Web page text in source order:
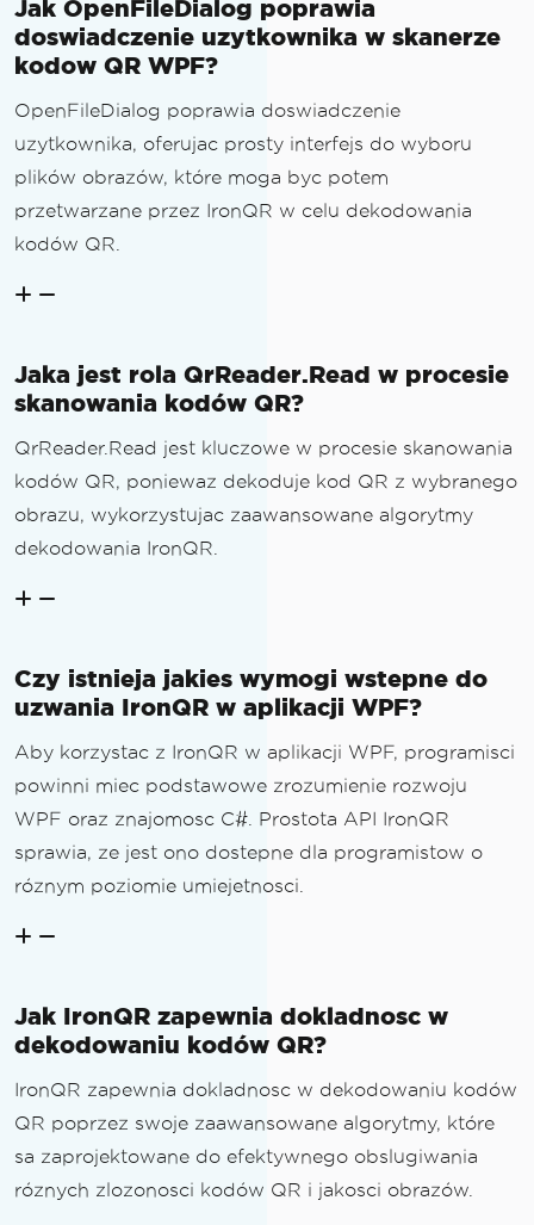
Jak OpenFileDialog poprawia
doswiadczenie uzytkownika w skanerze
kodow QR WPF?
OpenFileDialog poprawia doswiadczenie
uzytkownika, oferujac prosty interfejs do wyboru
plików obrazów, które moga byc potem
przetwarzane przez IronQR w celu dekodowania
kodów QR.
Jaka jest rola QrReader.Read w procesie
skanowania kodów QR?
QrReader.Read jest kluczowe w procesie skanowania
kodów QR, poniewaz dekoduje kod QR z wybranego
obrazu, wykorzystujac zaawansowane algorytmy
dekodowania IronQR.
Czy istnieja jakies wymogi wstepne do
uzwania IronQR w aplikacji WPF?
Aby korzystac z IronQR w aplikacji WPF, programisci
powinni miec podstawowe zrozumienie rozwoju
WPF oraz znajomosc C#. Prostota API IronQR
sprawia, ze jest ono dostepne dla programistow o
róznym poziomie umiejetnosci.
Jak IronQR zapewnia dokladnosc w
dekodowaniu kodów QR?
IronQR zapewnia dokladnosc w dekodowaniu kodów
QR poprzez swoje zaawansowane algorytmy, które
sa zaprojektowane do efektywnego obslugiwania
róznych zlozonosci kodów QR i jakosci obrazów.